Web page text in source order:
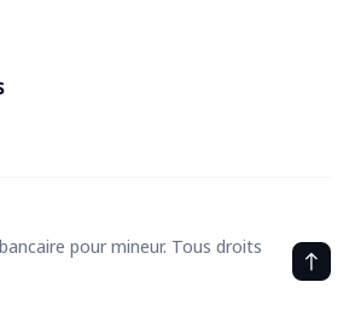
pour mineur. Tous droits
les meilleures CB pour